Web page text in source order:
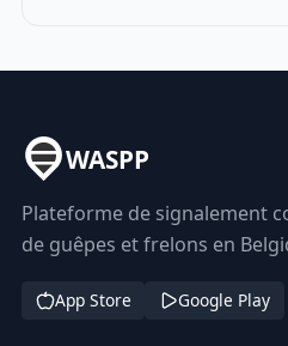
WASPP
Plateforme de signalement
de guêpes et frelons en
App Store Google Play